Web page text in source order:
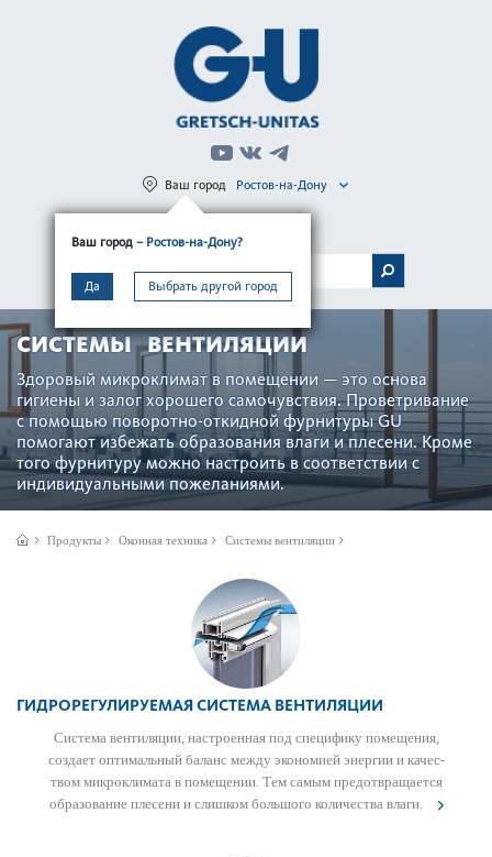
Ваш город – Ростов-на-Дону?
Да Выбрать другой город
Ваш город Ростов-на-Дону
МЕНЮ
СИСТЕМЫ ВЕНТИЛЯЦИИ
Здор­овый микро­климат в помещении — это основа
гигиены и залог хор­ошего самочувствия. Проветривание
с помощью поворотно-откидной фурнитуры GU
помогают избежать обра­зования влаги и плесени. Кроме
того фурнитуру можно наст­роить в соотв­е­тствии с
индив­идуальными пожеланиями.
Продукты Оконная техника Системы вентиляции
ГИДРОРЕГУЛИРУЕМАЯ СИСТЕМА ВЕНТИЛЯЦИИ
Сис­тема вентиляции, наст­роенная под специфику помещения,
создает оптимальный баланс между экономией энергии и качес­
твом микро­климата в помещении. Тем самым предотв­ращается
обра­зование плесени и слишком большого количества влаги.